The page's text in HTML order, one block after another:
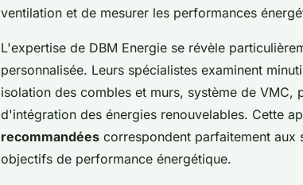
ventilation et de mesurer les performances
L'expertise de DBM Energie se révèle
personnalisée. Leurs spécialistes examinent
isolation des combles et murs, système de
d'intégration des énergies renouvelables. Cette
recommandées correspondent parfaitement
objectifs de performance énergétique.